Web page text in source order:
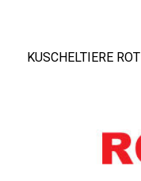
KUSCHELTIERE ROT